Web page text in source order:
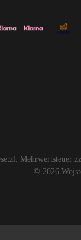
Mehrwertsteuer
© 2026